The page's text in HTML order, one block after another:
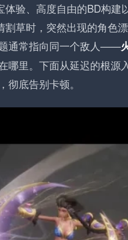
验、高度自由的BD构建
草时，突然出现的角色
通常指向同一个敌人——
哪里。下面从延迟的根源
底告别卡顿。